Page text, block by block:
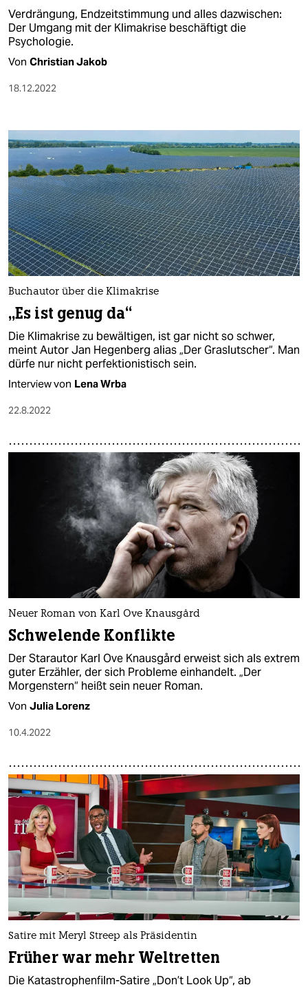
Verdrängung, Endzeitstimmung und alles dazwischen:
Der Umgang mit der Klimakrise beschäftigt die
Psychologie.
Von Christian Jakob
18.12.2022
Buchautor über die Klimakrise
„Es ist genug da“
Die Klimakrise zu bewältigen, ist gar nicht so schwer,
meint Autor Jan Hegenberg alias „Der Graslutscher“. Man
dürfe nur nicht perfektionistisch sein.
Interview von Lena Wrba
22.8.2022
Neuer Roman von Karl Ove Knausgård
Schwelende Konflikte
Der Starautor Karl Ove Knausgård erweist sich als extrem
guter Erzähler, der sich Probleme einhandelt. „Der
Morgenstern“ heißt sein neuer Roman.
Von Julia Lorenz
10.4.2022
Satire mit Meryl Streep als Präsidentin
Früher war mehr Weltretten
Die Katastrophenfilm-Satire „Don’t Look Up“, ab